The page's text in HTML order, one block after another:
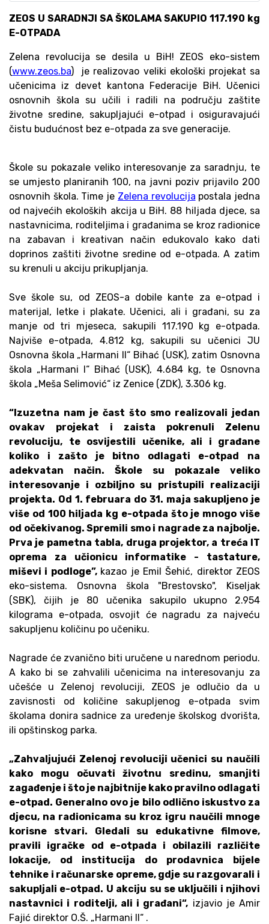
ZEOS U SARADNJI SA ŠKOLAMA SAKUPIO 117.190 kg
E-OTPADA
Zelena revolucija se desila u BiH! ZEOS eko-sistem
(www.zeos.ba) je realizovao veliki ekološki projekat sa
učenicima iz devet kantona Federacije BiH. Učenici
osnovnih škola su učili i radili na području zaštite
životne sredine, sakupljajući e-otpad i osiguravajući
čistu budućnost bez e-otpada za sve generacije.
Škole su pokazale veliko interesovanje za saradnju, te
se umjesto planiranih 100, na javni poziv prijavilo 200
osnovnih škola. Time je Zelena revolucija postala jedna
od najvećih ekoloških akcija u BiH. 88 hiljada djece, sa
nastavnicima, roditeljima i građanima se kroz radionice
na zabavan i kreativan način edukovalo kako dati
doprinos zaštiti životne sredine od e-otpada. A zatim
su krenuli u akciju prikupljanja.
Sve škole su, od ZEOS-a dobile kante za e-otpad i
materijal, letke i plakate. Učenici, ali i građani, su za
manje od tri mjeseca, sakupili 117.190 kg e-otpada.
Najviše e-otpada, 4.812 kg, sakupili su učenici JU
Osnovna škola „Harmani II“ Bihać (USK), zatim Osnovna
škola „Harmani I“ Bihać (USK), 4.684 kg, te Osnovna
škola „Meša Selimović“ iz Zenice (ZDK), 3.306 kg.
“Izuzetna nam je čast što smo realizovali jedan
ovakav projekat i zaista pokrenuli Zelenu
revoluciju, te osvijestili učenike, ali i građane
koliko i zašto je bitno odlagati e-otpad na
adekvatan način. Škole su pokazale veliko
interesovanje i ozbiljno su pristupili realizaciji
projekta. Od 1. februara do 31. maja sakupljeno je
više od 100 hiljada kg e-otpada što je mnogo više
od očekivanog. Spremili smo i nagrade za najbolje.
Prva je pametna tabla, druga projektor, a treća IT
oprema za učionicu informatike - tastature,
miševi i podloge”, kazao je Emil Šehić, direktor ZEOS
eko-sistema. Osnovna škola "Brestovsko", Kiseljak
(SBK), čijih je 80 učenika sakupilo ukupno 2.954
kilograma e-otpada, osvojit će nagradu za najveću
sakupljenu količinu po učeniku.
Nagrade će zvanično biti uručene u narednom periodu.
A kako bi se zahvalili učenicima na interesovanju za
učešće u Zelenoj revoluciji, ZEOS je odlučio da u
zavisnosti od količine sakupljenog e-otpada svim
školama donira sadnice za uređenje školskog dvorišta,
ili opštinskog parka.
„Zahvaljujući Zelenoj revoluciji učenici su naučili
kako mogu očuvati životnu sredinu, smanjiti
zagađenje i što je najbitnije kako pravilno odlagati
e-otpad. Generalno ovo je bilo odlično iskustvo za
djecu, na radionicama su kroz igru naučili mnoge
korisne stvari. Gledali su edukativne filmove,
pravili igračke od e-otpada i obilazili različite
lokacije, od institucija do prodavnica bijele
tehnike i računarske opreme, gdje su razgovarali i
sakupljali e-otpad. U akciju su se uključili i njihovi
nastavnici i roditelji, ali i građani“, izjavio je Amir
Fajić direktor O.Š. „Harmani II“ .